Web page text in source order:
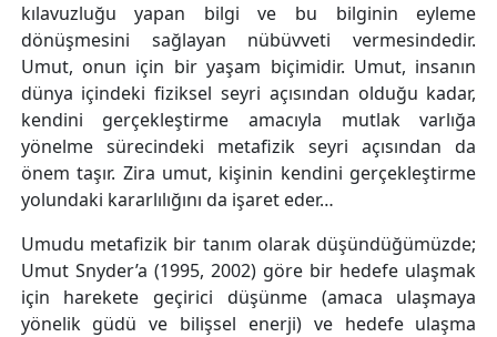
kılavuzluğu yapan bilgi ve bu bilginin eyleme
dönüşmesini sağlayan nübüvveti vermesindedir.
Umut, onun için bir yaşam biçimidir. Umut, insanın
dünya içindeki fiziksel seyri açısından olduğu kadar,
kendini gerçekleştirme amacıyla mutlak varlığa
yönelme sürecindeki metafizik seyri açısından da
önem taşır. Zira umut, kişinin kendini gerçekleştirme
yolundaki kararlılığını da işaret eder…
Umudu metafizik bir tanım olarak düşündüğümüzde;
Umut Snyder’a (1995, 2002) göre bir hedefe ulaşmak
için harekete geçirici düşünme (amaca ulaşmaya
yönelik güdü ve bilişsel enerji) ve hedefe ulaşma